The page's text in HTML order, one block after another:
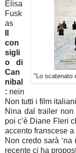
"Lo scatenato
Elisa
Fusk
as
con
sigli
o di
Can
nibal
: nein
Non tutti i film
Nina dal trailer
poi c’è Diane Fleri
accento franscese
Non credo sarà
recente ci ha